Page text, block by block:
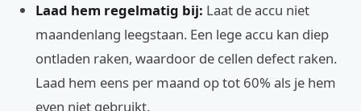
Laad hem regelmatig bij: Laat de accu niet
maandenlang leegstaan. Een lege accu kan diep
ontladen raken, waardoor de cellen defect raken.
Laad hem eens per maand op tot 60% als je hem
even niet gebruikt.